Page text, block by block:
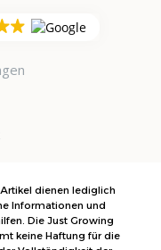
dienen lediglich
Informationen und
Die Just Growing
keine Haftung für die